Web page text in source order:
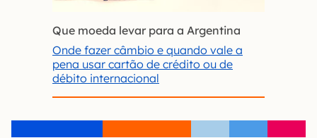
Que moeda levar para a Argentina
Onde fazer câmbio e quando vale a
pena usar cartão de crédito ou de
débito internacional